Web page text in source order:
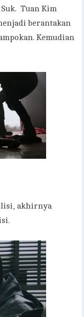
Tuan Kim
berantakan
Kemudian
akhirnya